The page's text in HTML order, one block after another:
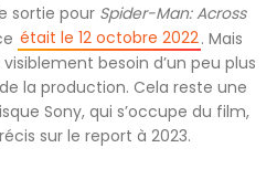
sortie pour Spider-Man: Across
était le 12 octobre 2022. Mais
besoin d’un peu plus
la production. Cela reste une
Sony, qui s’occupe du film,
sur le report à 2023.